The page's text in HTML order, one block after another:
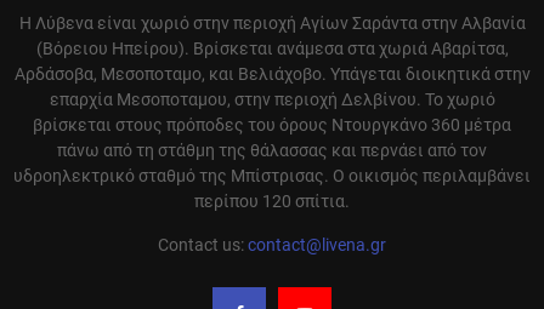
Η Λύβενα είναι χωριό στην περιοχή Αγίων Σαράντα στην Αλβανία
(Βόρειου Ηπείρου). Βρίσκεται ανάμεσα στα χωριά Αβαρίτσα,
Αρδάσοβα, Μεσοποταμο, και Βελιάχοβο. Υπάγεται διοικητικά στην
επαρχία Μεσοποταμου, στην περιοχή Δελβίνου. Το χωριό
βρίσκεται στους πρόποδες του όρους Ντουργκάνο 360 μέτρα
πάνω από τη στάθμη της θάλασσας και περνάει από τον
υδροηλεκτρικό σταθμό της Μπίστρισας. Ο οικισμός περιλαμβάνει
περίπου 120 σπίτια.
Contact us:contact@livena.gr